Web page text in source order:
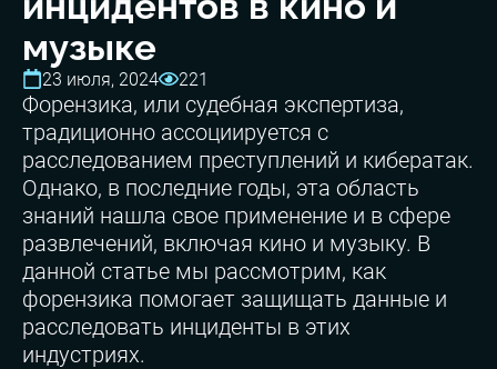
музыке
23 июля, 2024 221
Форензика, или судебная экспертиза,
традиционно ассоциируется с
расследованием преступлений и кибератак.
Однако, в последние годы, эта область
знаний нашла свое применение и в сфере
развлечений, включая кино и музыку. В
данной статье мы рассмотрим, как
форензика помогает защищать данные и
расследовать инциденты в этих
индустриях.